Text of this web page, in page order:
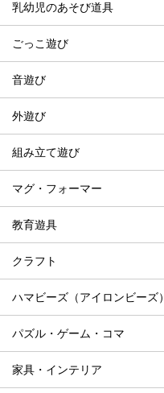
乳幼児のあそび道具
ごっこ遊び
音遊び
外遊び
組み立て遊び
マグ・フォーマー
教育遊具
クラフト
ハマビーズ（アイロンビーズ）
パズル・ゲーム・コマ
家具・インテリア